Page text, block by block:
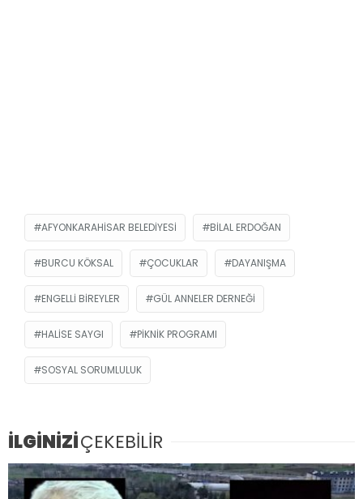
AFYONKARAHISAR BELEDIYESI BILAL ERDOĞAN
BURCU KÖKSAL ÇOCUKLAR DAYANIŞMA
ENGELLI BIREYLER GÜL ANNELER DERNEĞI
HALISE SAYGI PIKNIK PROGRAMI
SOSYAL SORUMLULUK
İLGİNİZİÇEKEBİLİR